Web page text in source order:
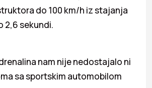
do 100 km/h iz stajanja
2,6 sekundi.
nam nije nedostajalo ni
sa sportskim automobilom